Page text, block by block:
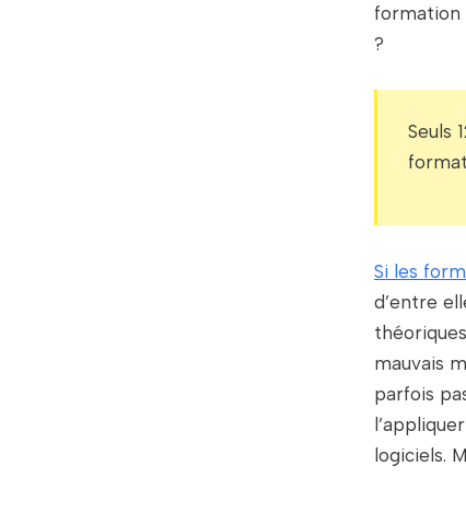
formation
?
Seuls
Si les
d’entre
mauvais
parfois
logiciels.